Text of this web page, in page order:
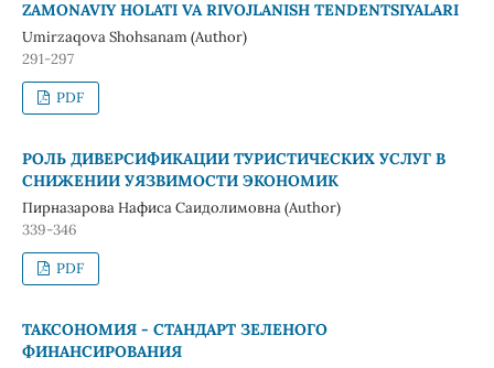
ZAMONAVIY HOLATI VA RIVOJLANISH TENDENTSIYALARI
Umirzaqova Shohsanam (Author)
291-297
PDF
РОЛЬ ДИВЕРСИФИКАЦИИ ТУРИСТИЧЕСКИХ УСЛУГ В
СНИЖЕНИИ УЯЗВИМОСТИ ЭКОНОМИК
Пирназарова Нафиса Саидолимовна (Author)
339-346
PDF
ТАКСОНОМИЯ - СТАНДАРТ ЗЕЛЕНОГО
ФИНАНСИРОВАНИЯ